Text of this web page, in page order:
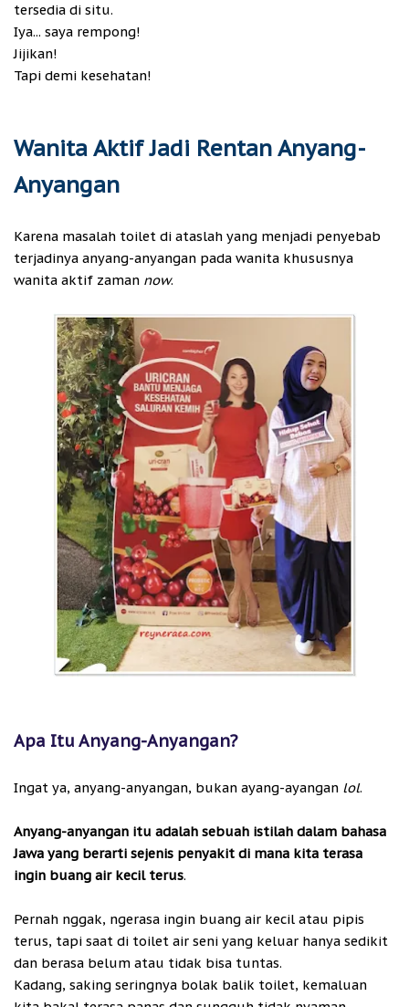
tersedia di situ.
Iya... saya rempong!
Jijikan!
Tapi demi kesehatan!
Wanita Aktif Jadi Rentan Anyang-
Anyangan
Karena masalah toilet di ataslah yang menjadi penyebab
terjadinya anyang-anyangan pada wanita khususnya
wanita aktif zaman now.
Apa Itu Anyang-Anyangan?
Ingat ya, anyang-anyangan, bukan ayang-ayangan lol.
Anyang-anyangan itu adalah sebuah istilah dalam bahasa
Jawa yang berarti sejenis penyakit di mana kita terasa
ingin buang air kecil terus.
Pernah nggak, ngerasa ingin buang air kecil atau pipis
terus, tapi saat di toilet air seni yang keluar hanya sedikit
dan berasa belum atau tidak bisa tuntas.
Kadang, saking seringnya bolak balik toilet, kemaluan